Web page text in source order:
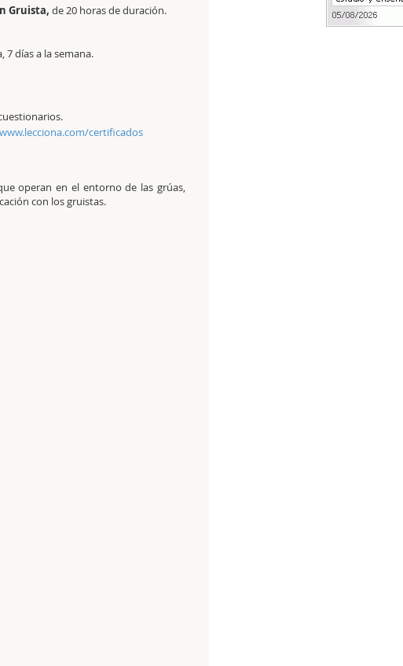
Gruista, de 20 horas de duración.
7 días a la semana.
www.lecciona.com/certificados
operan en el entorno de las grúas,
con los gruistas.